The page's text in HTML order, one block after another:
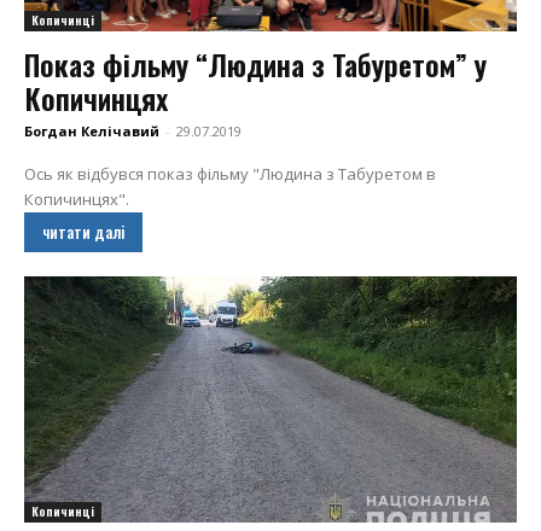
Копичинці
Показ фільму “Людина з Табуретом” у
Копичинцях
Богдан Келічавий - 29.07.2019
Ось як відбувся показ фільму "Людина з Табуретом в
Копичинцях".
читати далі
Копичинці